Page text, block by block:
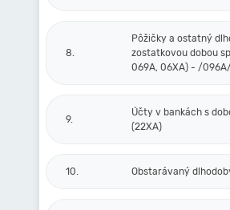
8.
Pôžičky a ostatný
zostatkovou dobou
069A, 06XA) - /096A/
9.
Účty v bankách s
(22XA)
10. Obstarávaný